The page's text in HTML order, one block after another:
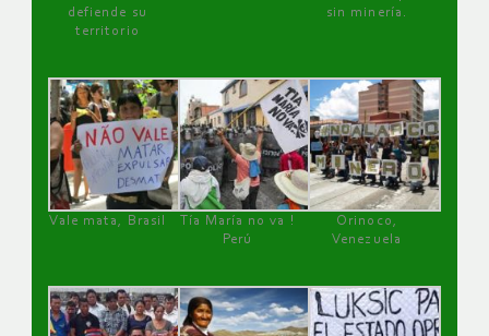
defiende su
territorio
sin minería.
Vale mata, Brasil
Tía María no va !
Perú
Orinoco,
Venezuela